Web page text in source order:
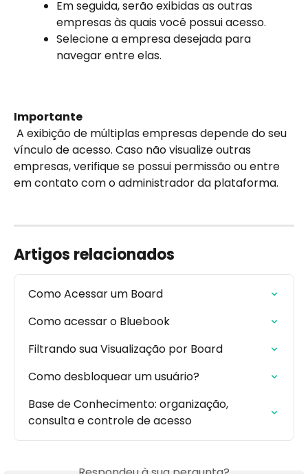
Em seguida, serão exibidas as outras
empresas às quais você possui acesso.
Selecione a empresa desejada para
navegar entre elas.
Importante
vínculo de acesso. Caso não visualize outras
empresas, verifique se possui permissão ou entre
em contato com o administrador da plataforma.
Artigos relacionados
Como Acessar um Board
Como acessar o Bluebook
Filtrando sua Visualização por Board
Como desbloquear um usuário?
Base de Conhecimento: organização,
consulta e controle de acesso